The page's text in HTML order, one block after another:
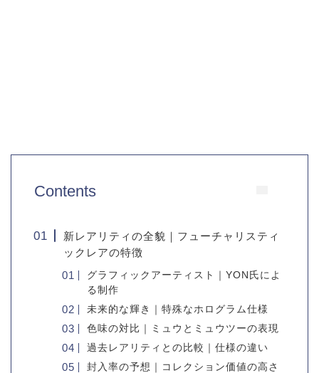
Contents
新レアリティの全貌｜フューチャリスティ
ックレアの特徴
グラフィックアーティスト｜YON氏によ
る制作
未来的な輝き｜特殊なホログラム仕様
色味の対比｜ミュウとミュウツーの表現
過去レアリティとの比較｜仕様の違い
封入率の予想｜コレクション価値の高さ